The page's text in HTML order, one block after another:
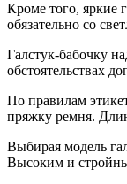
Кроме того, яркие
обязательно со
Галстук-бабочку
обстоятельствах
По правилам
пряжку ремня.
Выбирая модель
Высоким и